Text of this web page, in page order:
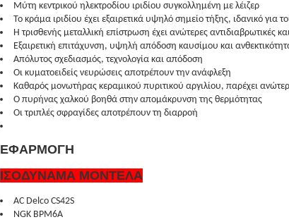
Μύτη κεντρικού ηλεκτροδίου ιριδίου συγκολλημένη με λέιζερ
Το κράμα ιριδίου έχει εξαιρετικά υψηλό σημείο τήξης, ιδανικό
Η τρισθενής μεταλλική επίστρωση έχει ανώτερες αντιδιαβρωτικές
Εξαιρετική επιτάχυνση, υψηλή απόδοση καυσίμου και
Απόλυτος σχεδιασμός, τεχνολογία και απόδοση
Οι κυματοειδείς νευρώσεις αποτρέπουν την ανάφλεξη
Καθαρός μονωτήρας κεραμικού πυριτικού αργιλίου, παρέχει
Ο πυρήνας χαλκού βοηθά στην απομάκρυνση της θερμότητας
Οι τριπλές σφραγίδες αποτρέπουν τη διαρροή
ΕΦΑΡΜΟΓΗ
ΙΣΟΔΥΝΑΜΑ ΜΟΝΤΕΛΑ
AC Delco CS42S
NGK BPM6A